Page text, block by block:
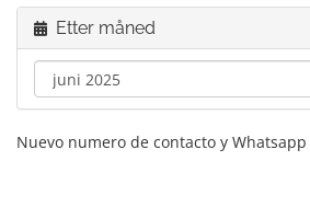
Etter måned
Nuevo numero de contacto y Whatsapp